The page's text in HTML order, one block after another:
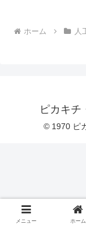
ホーム 人
ピカキチ
© 1970 ピ
メニュー ホーム